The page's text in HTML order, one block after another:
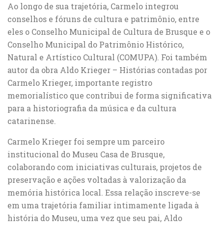
Ao longo de sua trajetória, Carmelo integrou
conselhos e fóruns de cultura e patrimônio, entre
eles o Conselho Municipal de Cultura de Brusque e o
Conselho Municipal do Patrimônio Histórico,
Natural e Artístico Cultural (COMUPA). Foi também
autor da obra Aldo Krieger – Histórias contadas por
Carmelo Krieger, importante registro
memorialístico que contribui de forma significativa
para a historiografia da música e da cultura
catarinense.
Carmelo Krieger foi sempre um parceiro
institucional do Museu Casa de Brusque,
colaborando com iniciativas culturais, projetos de
preservação e ações voltadas à valorização da
memória histórica local. Essa relação inscreve-se
em uma trajetória familiar intimamente ligada à
história do Museu, uma vez que seu pai, Aldo